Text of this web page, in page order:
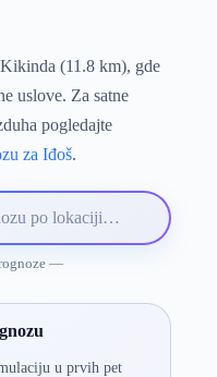
(11.8 km), gde
uslove. Za satne
pogledajte
za Iđoš.
—
u prvih pet